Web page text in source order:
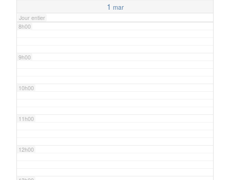
1 mar
Jour entier
8h00
9h00
10h00
11h00
12h00